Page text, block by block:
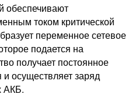
обеспечивают
током критической
переменное сетевое
подается на
получает постоянное
осуществляет заряд
АКБ.